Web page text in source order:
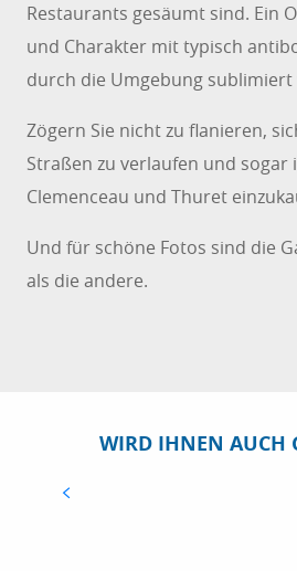
Restaurants gesäumt sind. Ein
und Charakter mit typisch
durch die Umgebung sublimiert
Zögern Sie nicht zu flanieren,
Straßen zu verlaufen und sogar
Clemenceau und Thuret
Und für schöne Fotos sind die
als die andere.
WIRD IHNEN AUCH